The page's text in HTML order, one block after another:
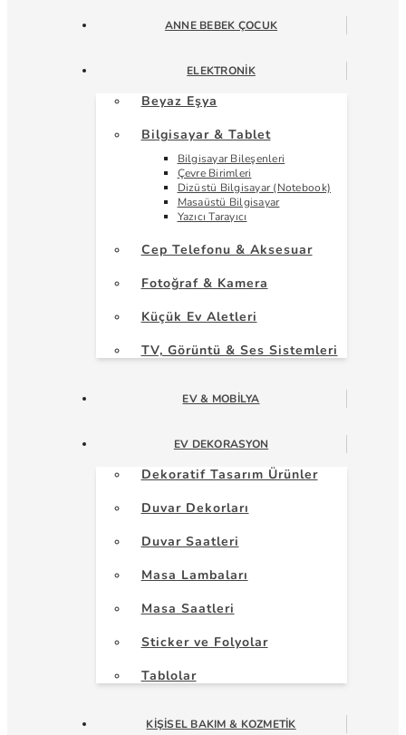
ANNE BEBEK ÇOCUK
ELEKTRONIK
Beyaz Eşya
Bilgisayar & Tablet
Bilgisayar Bileşenleri
Çevre Birimleri
Dizüstü Bilgisayar (Notebook)
Masaüstü Bilgisayar
Yazıcı Tarayıcı
Cep Telefonu & Aksesuar
Fotoğraf & Kamera
Küçük Ev Aletleri
TV, Görüntü & Ses Sistemleri
EV & MOBILYA
EV DEKORASYON
Dekoratif Tasarım Ürünler
Duvar Dekorları
Duvar Saatleri
Masa Lambaları
Masa Saatleri
Sticker ve Folyolar
Tablolar
KIŞISEL BAKIM & KOZMETIK